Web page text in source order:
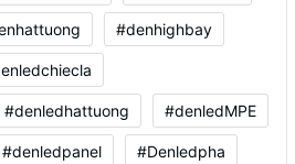
#denhighbay
#denledhattuong #denledMPE
#denledpanel #Denledpha